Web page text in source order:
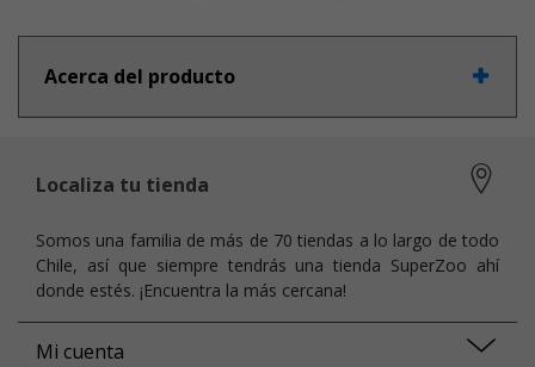
Acerca del producto
Localiza tu tienda
Somos una familia de más de 70 tiendas a lo largo de todo
Chile, así que siempre tendrás una tienda SuperZoo ahí
donde estés. ¡Encuentra la más cercana!
Mi cuenta